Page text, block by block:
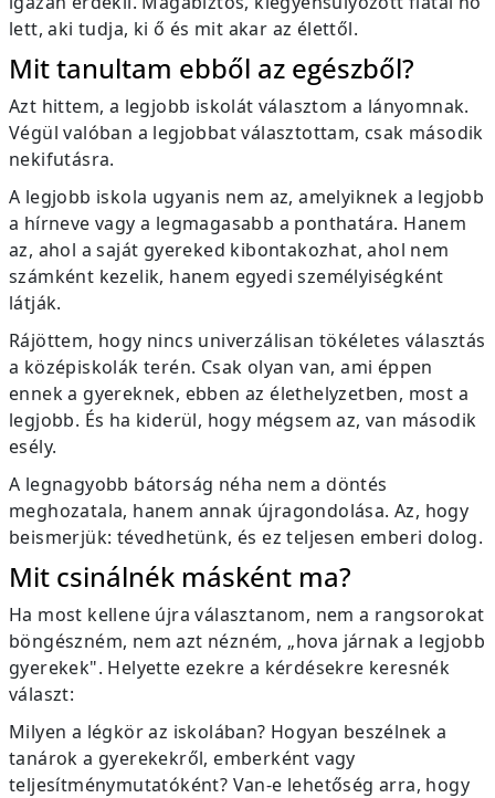
lett, aki tudja, ki ő és mit akar az élettől.
Mit tanultam ebből az egészből?
Azt hittem, a legjobb iskolát választom a lányomnak.
Végül valóban a legjobbat választottam, csak második
nekifutásra.
A legjobb iskola ugyanis nem az, amelyiknek a legjobb
a hírneve vagy a legmagasabb a ponthatára. Hanem
az, ahol a saját gyereked kibontakozhat, ahol nem
számként kezelik, hanem egyedi személyiségként
látják.
Rájöttem, hogy nincs univerzálisan tökéletes választás
a középiskolák terén. Csak olyan van, ami éppen
ennek a gyereknek, ebben az élethelyzetben, most a
legjobb. És ha kiderül, hogy mégsem az, van második
esély.
A legnagyobb bátorság néha nem a döntés
meghozatala, hanem annak újragondolása. Az, hogy
beismerjük: tévedhetünk, és ez teljesen emberi dolog.
Mit csinálnék másként ma?
Ha most kellene újra választanom, nem a rangsorokat
böngészném, nem azt nézném, „hova járnak a legjobb
gyerekek". Helyette ezekre a kérdésekre keresnék
választ:
Milyen a légkör az iskolában? Hogyan beszélnek a
tanárok a gyerekekről, emberként vagy
teljesítménymutatóként? Van-e lehetőség arra, hogy